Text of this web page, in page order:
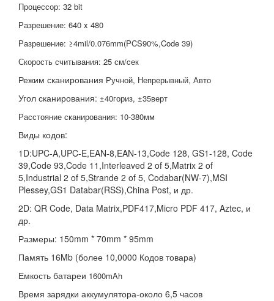
Процессор: 32 bit
Разрешение: 640 x 480
Разрешение: ≥4mil/0.076mm(PCS90%,Code 39)
Скорость считывания: 25 см/cек
Режим сканирования Ручной, Непрерывный, Авто
Угол сканирования: ±40гориз, ±35верт
Расстояние сканирования: 10-380мм
Виды кодов:
1D:UPC-A,UPC-E,EAN-8,EAN-13,Code 128, GS1-128, Code
39,Code 93,Code 11,Interleaved 2 of 5,Matrix 2 of
5,Industrial 2 of 5,Strande 2 of 5, Codabar(NW-7),MSI
Plessey,GS1 Databar(RSS),China Post, и др.
2D: QR Code, Data Matrix,PDF417,Micro PDF 417, Aztec, и
др.
Размеры: 150mm * 70mm * 95mm
Память 16Mb (более 10,0000 Кодов товара)
Емкость батареи 1600mAh
Время зарядки аккумулятора-около 6,5 часов